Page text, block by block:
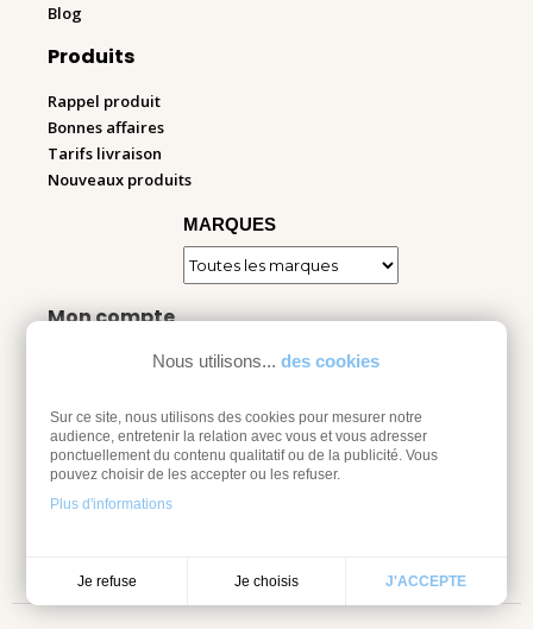
Nous utilisons... des cookies
Sur ce site, nous utilisons des cookies pour mesurer notre
audience, entretenir la relation avec vous et vous adresser
ponctuellement du contenu qualitatif ou de la publicité. Vous
pouvez choisir de les accepter ou les refuser.
Plus d'informations
Je refuse Je choisis J'ACCEPTE
Blog
Produits
Rappel produit
Bonnes affaires
Tarifs livraison
Nouveaux produits
MARQUES
Mon compte
Informations personnelles
Adresses
Bons de réduction
Espace pro